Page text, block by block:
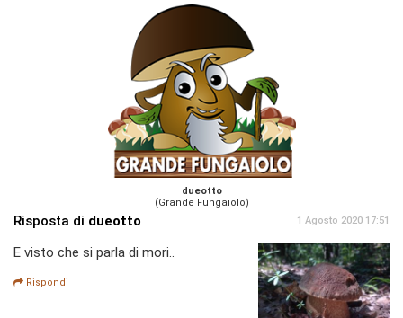
dueotto
(Grande Fungaiolo)
Risposta di dueotto 1 Agosto 2020 17:51
E visto che si parla di mori..
Rispondi